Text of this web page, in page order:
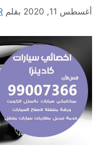
أغسطس 11, 2020 بقلم